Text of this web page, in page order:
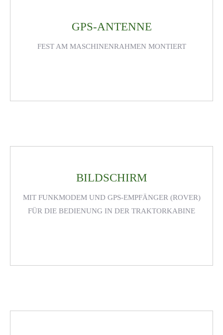
GPS-ANTENNE
FEST AM MASCHINENRAHMEN MONTIERT
BILDSCHIRM
MIT FUNKMODEM UND GPS-EMPFÄNGER (ROVER)
FÜR DIE BEDIENUNG IN DER TRAKTORKABINE